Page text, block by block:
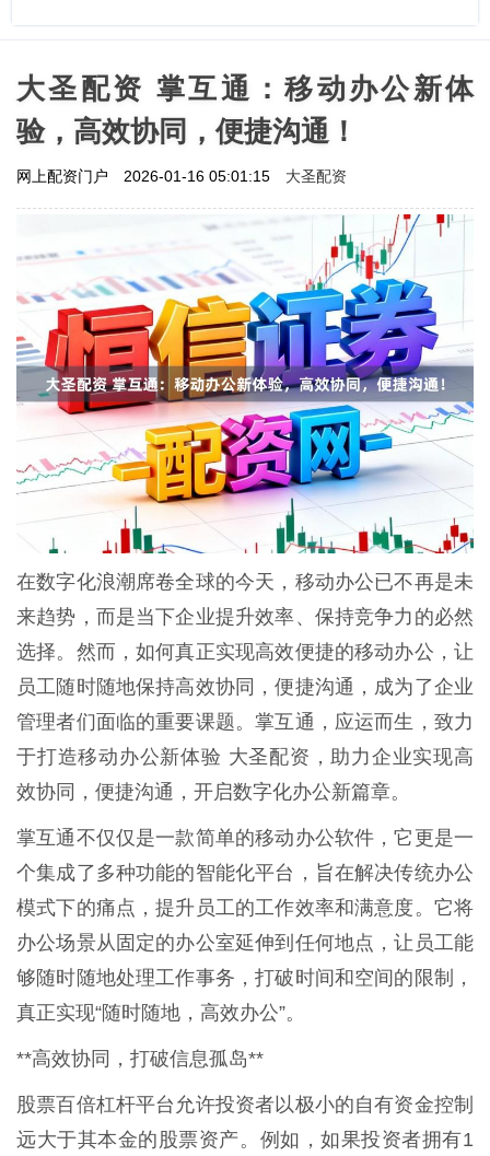
大圣配资 掌互通：移动办公新体
验，高效协同，便捷沟通！
网上配资门户 2026-01-16 05:01:15 大圣配资
在数字化浪潮席卷全球的今天，移动办公已不再是未
来趋势，而是当下企业提升效率、保持竞争力的必然
选择。然而，如何真正实现高效便捷的移动办公，让
员工随时随地保持高效协同，便捷沟通，成为了企业
管理者们面临的重要课题。掌互通，应运而生，致力
于打造移动办公新体验 大圣配资，助力企业实现高
效协同，便捷沟通，开启数字化办公新篇章。
掌互通不仅仅是一款简单的移动办公软件，它更是一
个集成了多种功能的智能化平台，旨在解决传统办公
模式下的痛点，提升员工的工作效率和满意度。它将
办公场景从固定的办公室延伸到任何地点，让员工能
够随时随地处理工作事务，打破时间和空间的限制，
真正实现“随时随地，高效办公”。
**高效协同，打破信息孤岛**
股票百倍杠杆平台允许投资者以极小的自有资金控制
远大于其本金的股票资产。例如，如果投资者拥有1